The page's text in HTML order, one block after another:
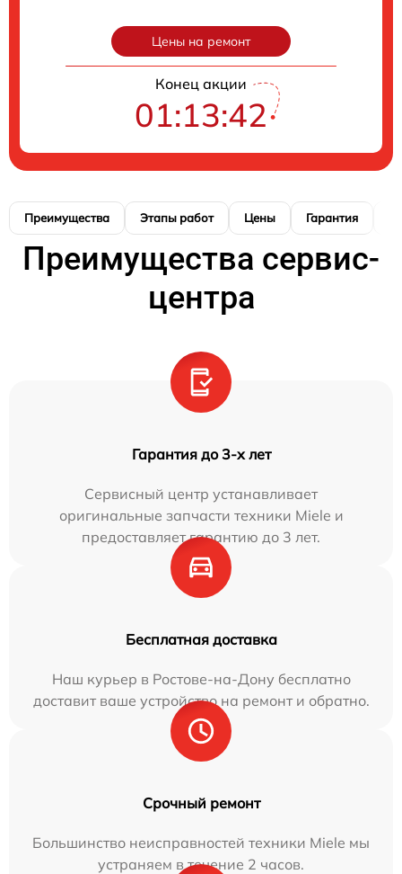
Цены на ремонт
Конец акции
01:13:41
Преимущества Этапы работ Цены Гарантия
Преимущества сервис-
центра
Гарантия до 3-х лет
Сервисный центр устанавливает
оригинальные запчасти техники Miele и
предоставляет гарантию до 3 лет.
Бесплатная доставка
Наш курьер в Ростове-на-Дону бесплатно
доставит ваше устройство на ремонт и обратно.
Срочный ремонт
Большинство неисправностей техники Miele мы
устраняем в течение 2 часов.